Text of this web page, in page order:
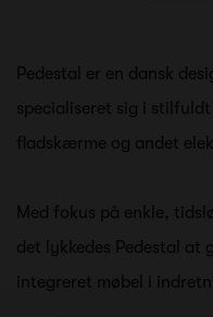
Pedestal er en dansk
specialiseret sig i
fladskærme og andet
Med fokus på enkle,
det lykkedes Pedestal at
integreret møbel i